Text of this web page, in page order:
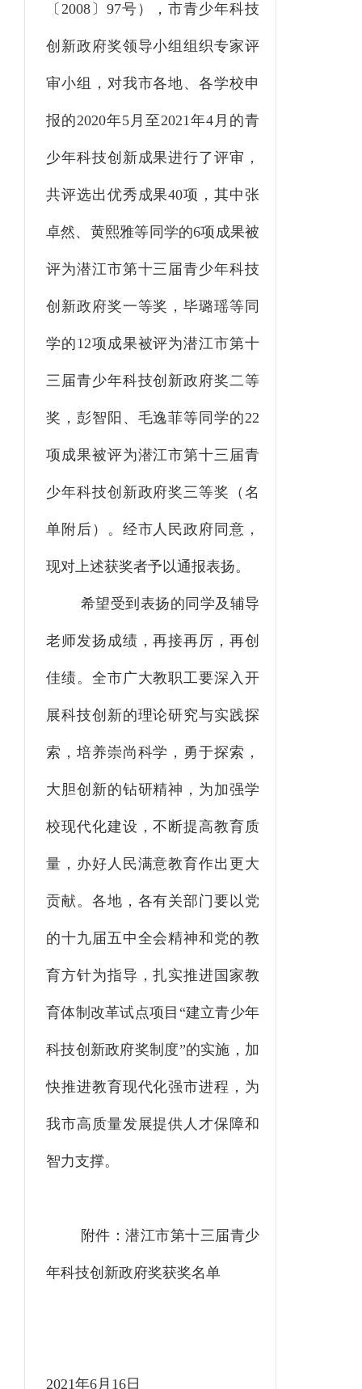
〔 2008〕 97号），市青少年科技
创新政府奖领导小组组织专家评
审小组，对我市各地、各学校申
报的2020年5月至2021年4月的青
少年科技创新成果进行了评审，
共评选出优秀成果40项，其中张
卓然、黄熙雅等同学的6项成果被
评为潜江市第十三届青少年科技
创新政府奖一等奖，毕璐瑶等同
学的12项成果被评为潜江市第十
三届青少年科技创新政府奖二等
奖，彭智阳、毛逸菲等同学的22
项成果被评为潜江市第十三届青
少年科技创新政府奖三等奖（名
单附后）。经市人民政府同意，
现对上述获奖者予以通报表扬。
希望受到表扬的同学及辅导
老师发扬成绩，再接再厉，再创
佳绩。全市广大教职工要深入开
展科技创新的理论研究与实践探
索，培养崇尚科学，勇于探索，
大胆创新的钻研精神，为加强学
校现代化建设，不断提高教育质
量，办好人民满意教育作出更大
贡献。各地，各有关部门要以党
的十九届五中全会精神和党的教
育方针为指导，扎实推进国家教
育体制改革试点项目 “建立青少年
科技创新政府奖制度”的实施，加
快推进教育现代化强市进程，为
我市高质量发展提供人才保障和
智力支撑。
附件：潜江市第十三届青少
年科技创新政府奖获奖名单
2021年6月16日